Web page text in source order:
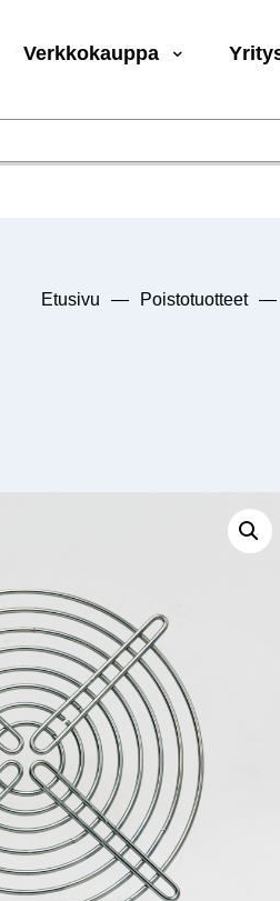
Verkkokauppa
Etusivu — Poistotuotteet —